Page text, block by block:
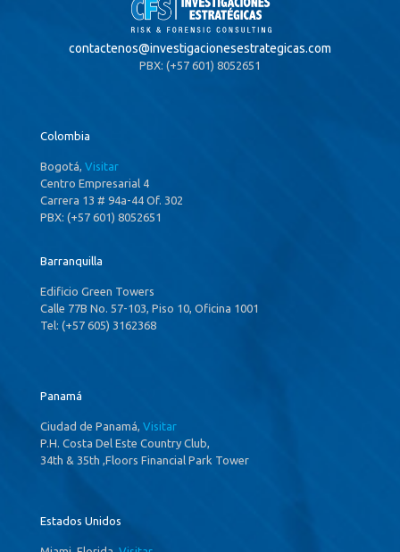
contactenos@investigacionesestrategicas.com
PBX: (+57 601) 8052651
Colombia
Bogotá, Visitar
Centro Empresarial 4
Carrera 13 # 94a-44 Of. 302
PBX: (+57 601) 8052651
Barranquilla
Edificio Green Towers
Calle 77B No. 57-103, Piso 10, Oficina 1001
Tel: (+57 605) 3162368
Panamá
Ciudad de Panamá, Visitar
P.H. Costa Del Este Country Club,
34th & 35th ,Floors Financial Park Tower
Estados Unidos